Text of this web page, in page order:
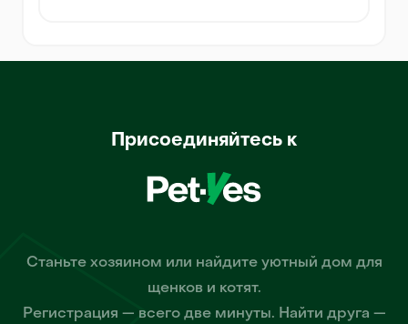
Присоединяйтесь к
Станьте хозяином или найдите уютный дом для
щенков и котят.
Регистрация — всего две минуты. Найти друга —